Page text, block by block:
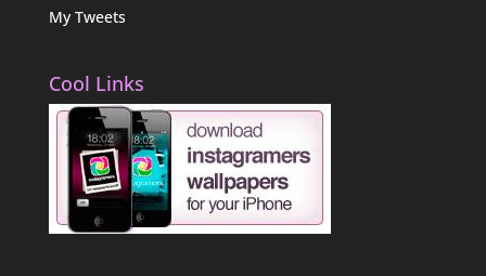
My Tweets
Cool Links